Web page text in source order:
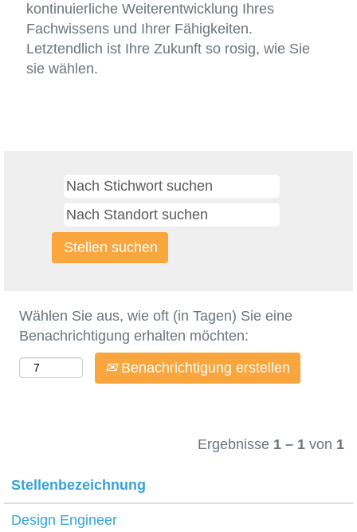
kontinuierliche Weiterentwicklung Ihres
Fachwissens und Ihrer Fähigkeiten.
Letztendlich ist Ihre Zukunft so rosig, wie Sie
sie wählen.
Wählen Sie aus, wie oft (in Tagen) Sie eine
Benachrichtigung erhalten möchten:
Benachrichtigung erstellen
Ergebnisse 1 – 1 von 1
Stellenbezeichnung
Design Engineer